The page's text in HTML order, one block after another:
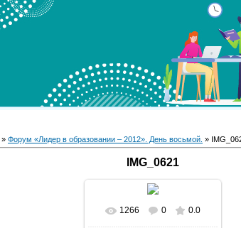
» Форум «Лидер в образовании – 2012». День восьмой. »
IMG_0621
В реальном размере
1266 0 0.0